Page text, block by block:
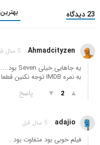
23 دیدگاه
Ahmadcityzen 5 سال قبل
یه جاهایی خیلی Seven بود....
به نمره IMDB توجه نکنین قطعا ارزش دیدن داره
▲
2
▼ پاسخ
adajio 5 سال قبل
فیلم خوبی بود متفاوت بود .